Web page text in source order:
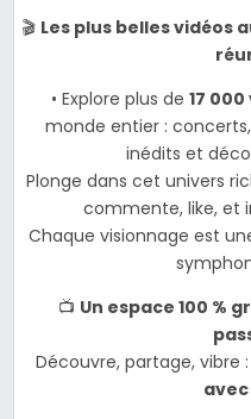
🎬 Les plus belles vidéos
• Explore plus de 17
monde entier :
inédits et
Plonge dans cet univers
commente, like, et
Chaque visionnage est
📺 Un espace 100 %
Découvre, partage, vibre :